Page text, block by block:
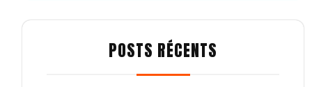
POSTS RÉCENTS